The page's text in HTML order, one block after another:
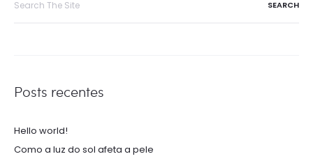
Posts recentes
Hello world!
Como a luz do sol afeta a pele